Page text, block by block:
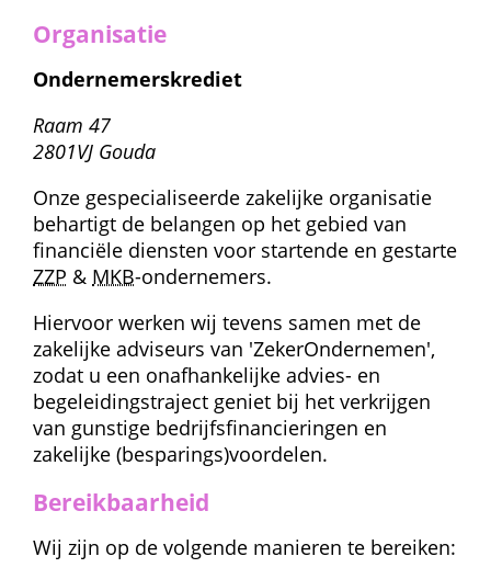
Organisatie
Ondernemerskrediet
Raam 47
2801VJ Gouda
Onze gespecialiseerde zakelijke organisatie
behartigt de belangen op het gebied van
financiële diensten voor startende en gestarte
ZZP & MKB-ondernemers.
Hiervoor werken wij tevens samen met de
zakelijke adviseurs van 'ZekerOndernemen',
zodat u een onafhankelijke advies- en
begeleidingstraject geniet bij het verkrijgen
van gunstige bedrijfsfinancieringen en
zakelijke (besparings)voordelen.
Bereikbaarheid
Wij zijn op de volgende manieren te bereiken: